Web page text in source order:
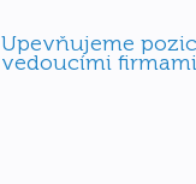
Upevňujeme
vedoucími